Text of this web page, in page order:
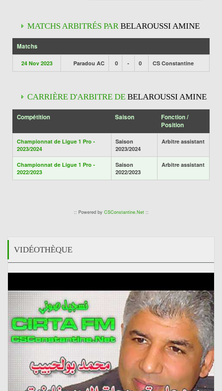
MATCHS ARBITRÉS PARBELAROUSSI AMINE
Matchs
24 Nov 2023 Paradou AC 0 - 0 CS Constantine
CARRIÈRE D'ARBITRE DE BELAROUSSI AMINE
Compétition Saison
Fonction /
Position
Championnat de Ligue 1 Pro -
2023/2024
Saison
2023/2024
Arbitre assistant
Championnat de Ligue 1 Pro -
2022/2023
Saison
2022/2023
Arbitre assistant
:: Powered by CSConstantine.Net::
VIDÉOTHÈQUE